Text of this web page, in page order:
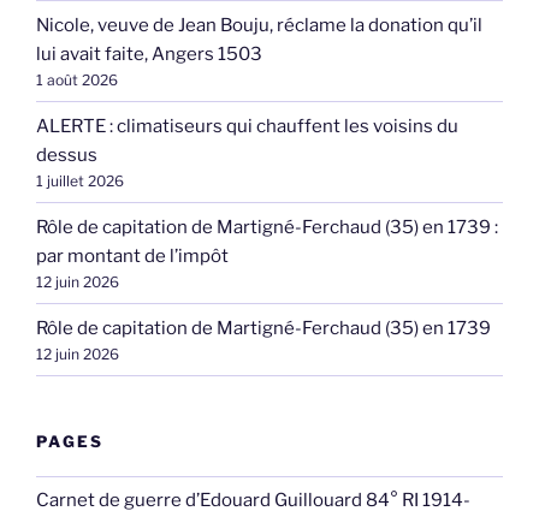
Nicole, veuve de Jean Bouju, réclame la donation qu’il
lui avait faite, Angers 1503
1 août 2026
ALERTE : climatiseurs qui chauffent les voisins du
dessus
1 juillet 2026
Rôle de capitation de Martigné-Ferchaud (35) en 1739 :
par montant de l’impôt
12 juin 2026
Rôle de capitation de Martigné-Ferchaud (35) en 1739
12 juin 2026
PAGES
Carnet de guerre d’Edouard Guillouard 84° RI 1914-